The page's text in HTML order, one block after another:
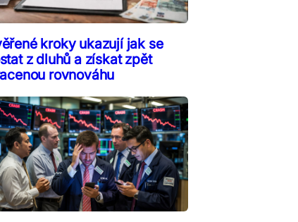
kroky ukazují jak se
z dluhů a získat zpět
rovnováhu